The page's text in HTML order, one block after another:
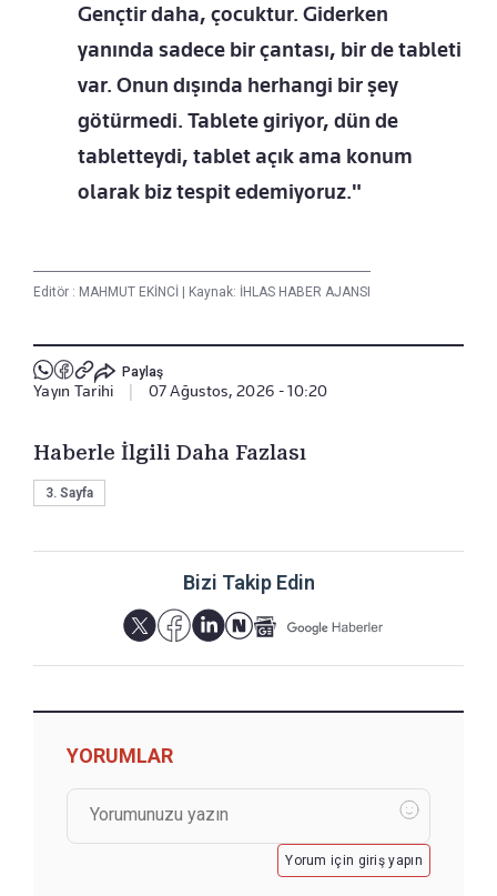
Gençtir daha, çocuktur. Giderken
yanında sadece bir çantası, bir de tableti
var. Onun dışında herhangi bir şey
götürmedi. Tablete giriyor, dün de
tabletteydi, tablet açık ama konum
olarak biz tespit edemiyoruz."
Editör : MAHMUT EKİNCİ Kaynak: İHLAS HABER AJANSI
Paylaş
Yayın Tarihi 07 Ağustos, 2026 - 10:20
Haberle İlgili Daha Fazlası
3. Sayfa
Bizi Takip Edin
YORUMLAR
Yorum için giriş yapın